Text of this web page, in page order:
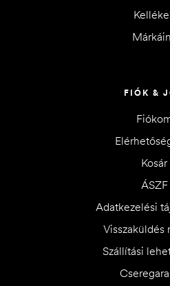
FIÓK &
Kosár
ÁSZF
Adatkezelési
Visszaküldés
Szállítási